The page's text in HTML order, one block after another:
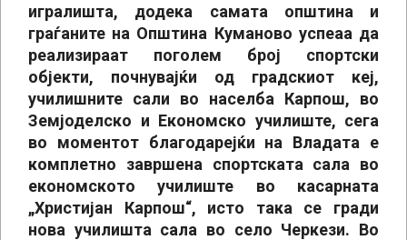
игралишта, додека самата општина и
граѓаните на Општина Куманово успеаа да
реализираат поголем број спортски
објекти, почнувајќи од градскиот кеј,
училишните сали во населба Карпош, во
Земјоделско и Економско училиште, сега
во моментот благодарејќи на Владата е
комплетно завршена спортската сала во
економското училиште во касарната
„Христијан Карпош“, исто така се гради
нова училишта сала во село Черкези. Во